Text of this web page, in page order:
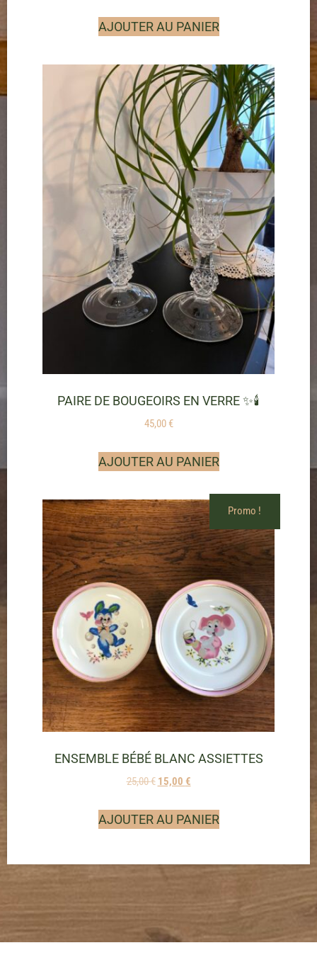
AJOUTER AU PANIER
PAIRE DE BOUGEOIRS EN VERRE ✨🕯️
45,00€
AJOUTER AU PANIER
Promo !
ENSEMBLE BÉBÉ BLANC ASSIETTES
25,00€ 15,00 €
AJOUTER AU PANIER